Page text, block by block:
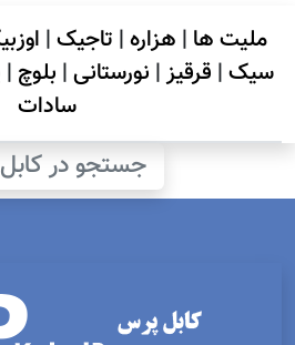
ملیت ها | هزاره| تاجیک|
سیک| قرقیز| نورستانی| بلوچ |
سادات
جستجو در